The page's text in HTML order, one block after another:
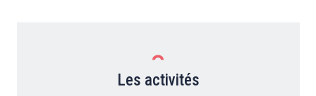
Les activités